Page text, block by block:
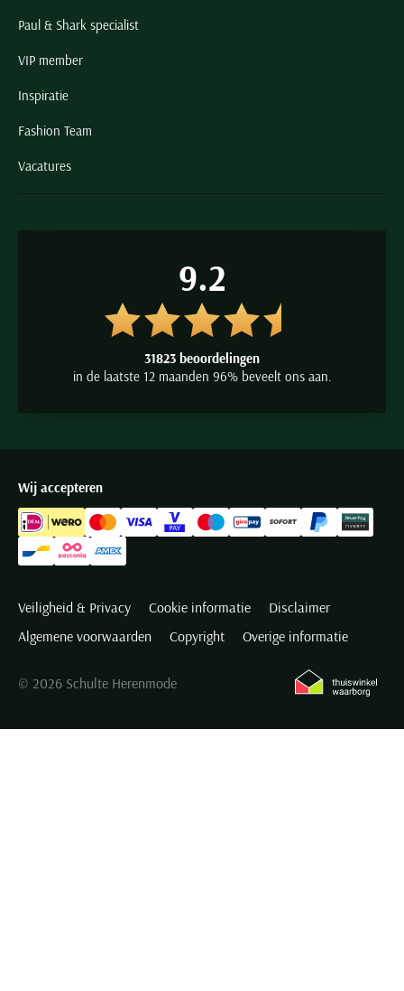
Paul & Shark specialist
VIP member
Inspiratie
Fashion Team
Vacatures
9.2
31823 beoordelingen
in de laatste 12 maanden 96% beveelt ons aan.
Wij accepteren
Veiligheid & Privacy Cookie informatie
Disclaimer
Algemene voorwaarden
Copyright Overige informatie
© 2026 Schulte Herenmode